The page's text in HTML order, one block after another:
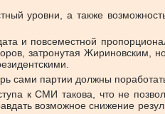
уровни, а также
и повсеместной
затронутая Жириновским,
сами партии должны
к СМИ такова, что не
возможное снижение